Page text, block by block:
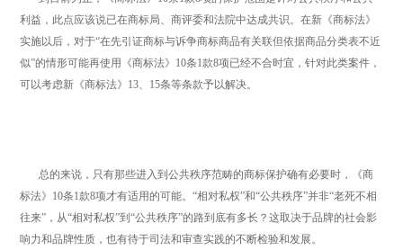
利益，此点应该说已在商标局、商评委和法院中达成共识。在新《商标法》
实施以后，对于“在先引证商标与诉争商标商品有关联但依据商品分类表不近
似”的情形可能再使用《商标法》10条1款8项已经不合时宜，针对此类案件，
可以考虑新《商标法》13、15条等条款予以解决。
总的来说，只有那些进入到公共秩序范畴的商标保护确有必要时，《商
标法》10条1款8项才有适用的可能。“相对私权”和“公共秩序”并非“老死不相
往来”，从“相对私权”到“公共秩序”的路到底有多长？这取决于品牌的社会影
响力和品牌性质，也有待于司法和审查实践的不断检验和发展。